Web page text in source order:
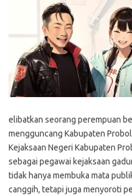
elibatkan seorang perempuan
mengguncang Kabupaten
Kejaksaan Negeri Kabupaten
sebagai pegawai kejaksaan
tidak hanya membuka mata
canggih, tetapi juga menyoroti